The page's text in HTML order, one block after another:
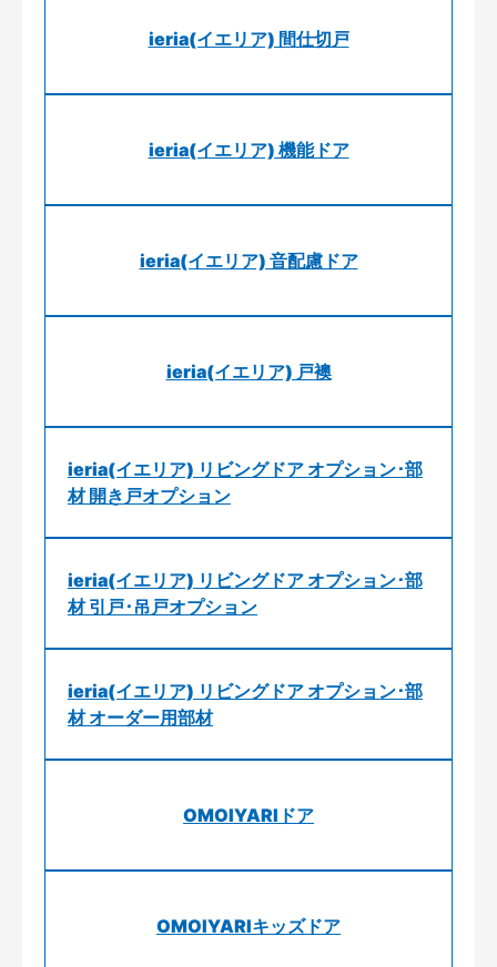
ieria(イエリア) 間仕切戸
ieria(イエリア) 機能ドア
ieria(イエリア) 音配慮ドア
ieria(イエリア) 戸襖
ieria(イエリア) リビングドア オプション･部
材 開き戸オプション
ieria(イエリア) リビングドア オプション･部
材 引戸･吊戸オプション
ieria(イエリア) リビングドア オプション･部
材 オーダー用部材
OMOIYARIドア
OMOIYARIキッズドア